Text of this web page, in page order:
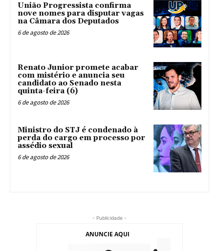
União Progressista confirma
nove nomes para disputar vagas
na Câmara dos Deputados
6 de agosto de 2026
Renato Junior promete acabar
com mistério e anuncia seu
candidato ao Senado nesta
quinta-feira (6)
6 de agosto de 2026
Ministro do STJ é condenado à
perda do cargo em processo por
assédio sexual
6 de agosto de 2026
- Publicidade -